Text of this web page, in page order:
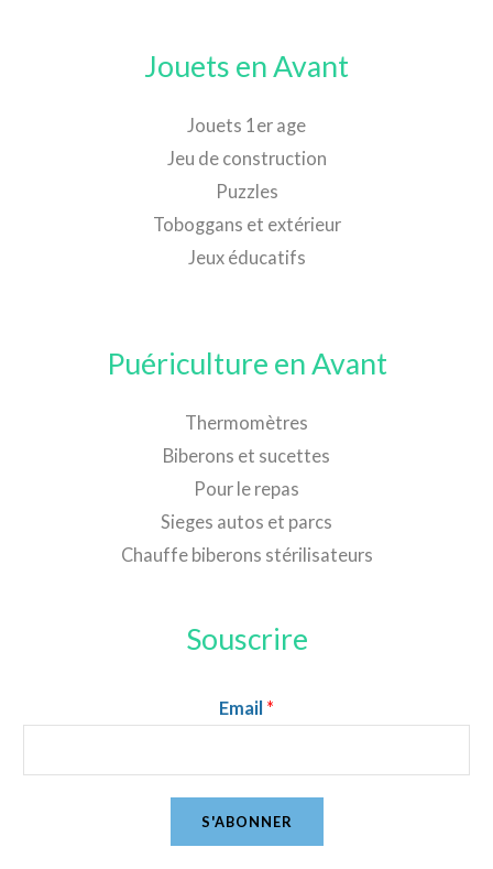
Jouets en Avant
Jouets 1er age
Jeu de construction
Puzzles
Toboggans et extérieur
Jeux éducatifs
Puériculture en Avant
Thermomètres
Biberons et sucettes
Pour le repas
Sieges autos et parcs
Chauffe biberons stérilisateurs
Souscrire
Email *
S'ABONNER